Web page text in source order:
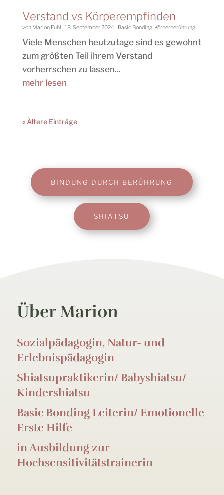
Verstand vs Körperempfinden
von Marion Fuhl 18. September 2024| Basic Bonding, Körperberührung
Viele Menschen heutzutage sind es gewohnt
zum größten Teil ihrem Verstand
vorherrschen zu lassen...
mehr lesen
« Ältere Einträge
BINDUNG DURCH BERÜHRUNG
SHIATSU
Über Marion
Sozialpädagogin, Natur- und
Erlebnispädagogin
Shiatsupraktikerin/ Babyshiatsu/
Kindershiatsu
Basic Bonding Leiterin/ Emotionelle
Erste Hilfe
in Ausbildung zur
Hochsensitivitätstrainerin